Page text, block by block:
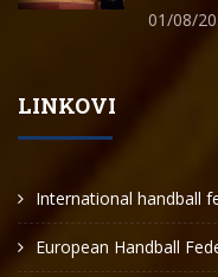
01/08/
LINKOVI
International handball
European Handball